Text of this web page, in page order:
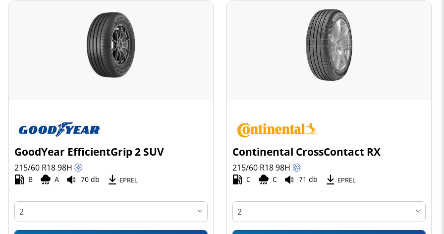
GoodYear EfficientGrip 2 SUV
215/60 R1898H
B A 70 db EPREL
Continental CrossContact RX
215/60 R1898H
C C 71 db EPREL